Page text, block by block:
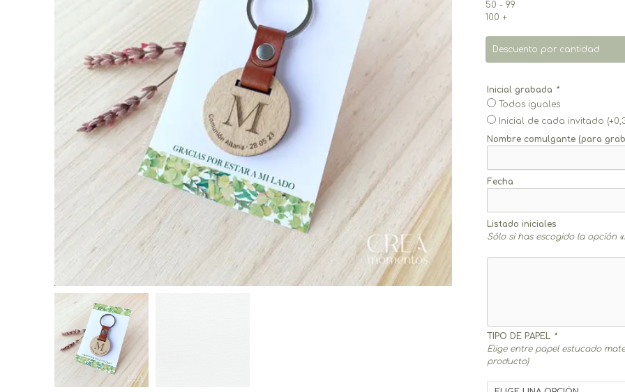
50 - 99
100 +
Descuento por cantidad
Inicial grabada *
Todos iguales
Inicial de cada invitado (+
Nombre comulgante (para
Fecha
Listado iniciales
Sólo si has escogido la opción
TIPO DE PAPEL *
Elige entre papel estucado
producto)